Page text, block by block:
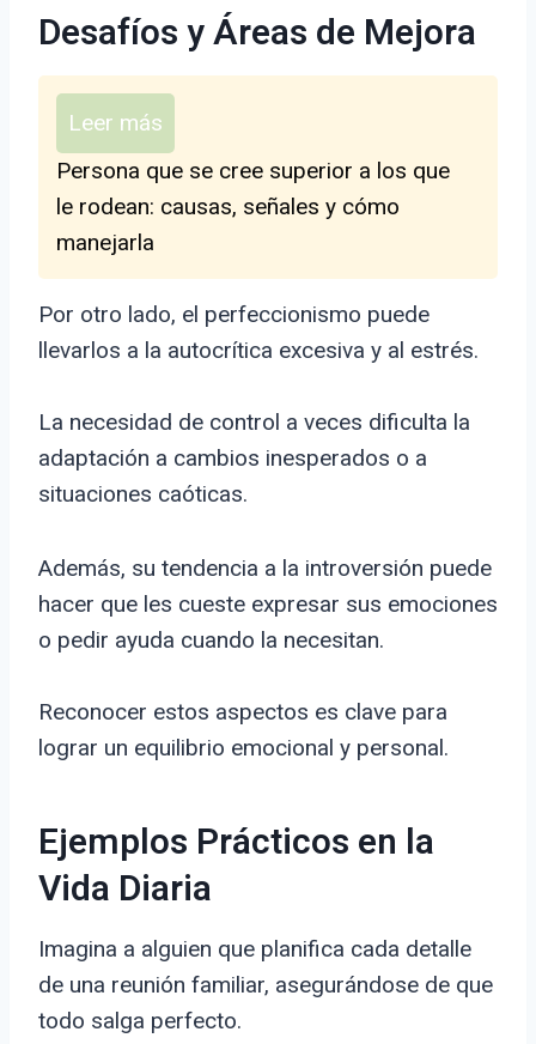
Desafíos y Áreas de Mejora
Leer más
Persona que se cree superior a los que
le rodean: causas, señales y cómo
manejarla
Por otro lado, el perfeccionismo puede
llevarlos a la autocrítica excesiva y al estrés.
La necesidad de control a veces dificulta la
adaptación a cambios inesperados o a
situaciones caóticas.
Además, su tendencia a la introversión puede
hacer que les cueste expresar sus emociones
o pedir ayuda cuando la necesitan.
Reconocer estos aspectos es clave para
lograr un equilibrio emocional y personal.
Ejemplos Prácticos en la
Vida Diaria
Imagina a alguien que planifica cada detalle
de una reunión familiar, asegurándose de que
todo salga perfecto.